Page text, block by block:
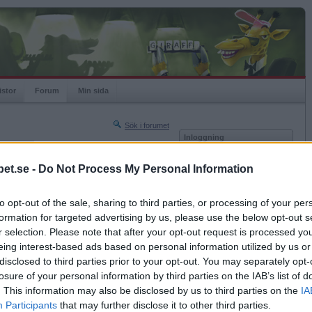
- Do Not Process My Personal Information
opt-out of the sale, sharing to third parties, or processing of your
for targeted advertising by us, please use the below opt-out
selection. Please note that after your opt-out request is processed
interest-based ads based on personal information utilized by us
to third parties prior to your opt-out. You may separately
of your personal information by third parties on the IAB’s list of
This information may also be disclosed by us to third parties on the
Participants that may further disclose it to other third parties.
Forum Min sida
Sök i forumet
Nästa sida »
2020-05-31 17:07
Inloggning
Kom ihåg mig
Glömt ditt lösenord?
Få ny aktiveringslänk
Betapet är gratis!